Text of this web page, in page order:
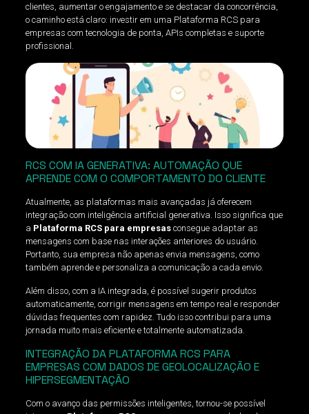
clientes, aumentar o engajamento e se destacar da concorrência,
o caminho está claro: investir em uma Plataforma RCS para
empresas com tecnologia de ponta, APIs completas e suporte
profissional.
RCS COM IA GENERATIVA: AUTOMAÇÃO QUE
APRENDE COM O COMPORTAMENTO DO CLIENTE
Atualmente, as plataformas mais avançadas já oferecem
integração com inteligência artificial generativa. Isso significa que
a Plataforma RCS para empresasconsegue adaptar as
mensagens com base nas interações anteriores do usuário.
Portanto, sua empresa não apenas envia mensagens, como
também aprende e personaliza a comunicação a cada envio.
Além disso, com a IA integrada, é possível sugerir produtos
automaticamente, corrigir mensagens em tempo real e responder
dúvidas frequentes com rapidez. Tudo isso contribui para uma
jornada muito mais eficiente e totalmente automatizada.
INTEGRAÇÃO DA PLATAFORMA RCS PARA
EMPRESAS COM DADOS DE GEOLOCALIZAÇÃO E
HIPERSEGMENTAÇÃO
Com o avanço das permissões inteligentes, tornou-se possível